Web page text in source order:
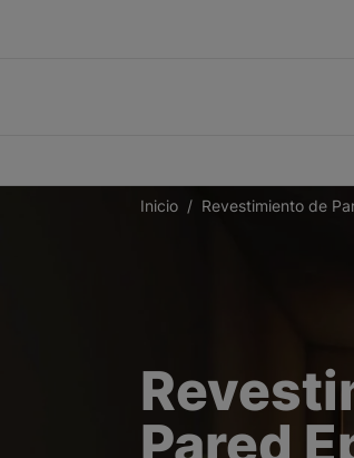
Inicio Revestimiento de
Pared